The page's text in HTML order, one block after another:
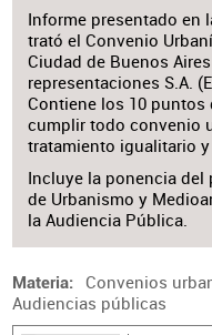
Informe presentado en
trató el Convenio
Ciudad de Buenos
representaciones S.A.
Contiene los 10 puntos
cumplir todo convenio
tratamiento igualitario
Incluye la ponencia
de Urbanismo y
la Audiencia Pública.
Materia Convenios
Audiencias públicas